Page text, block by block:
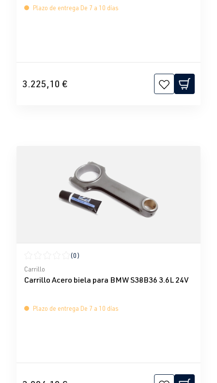
Plazo de entrega De 7 a 10 días
3.225,10 €
Calificación promedio de 0 de 5 estrellas
(0)
Carrillo
Carrillo Acero biela para BMW S38B36 3.6L 24V
Plazo de entrega De 7 a 10 días